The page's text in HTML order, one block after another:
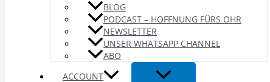
BLOG
PODCAST – HOFFNUNG FÜRS OHR
NEWSLETTER
UNSER WHATSAPP CHANNEL
ABO
ACCOUNT